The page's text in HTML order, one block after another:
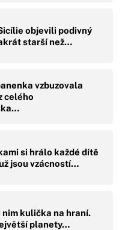
objevili podivný
starší než…
vzbuzovala
celého
si hrálo každé dítě
jsou vzácností…
kulička na hraní.
planety…